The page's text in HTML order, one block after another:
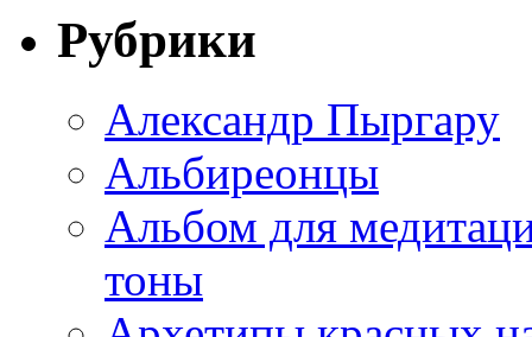
Рубрики
Александр Пыргару
Альбиреонцы
Альбом для
тоны